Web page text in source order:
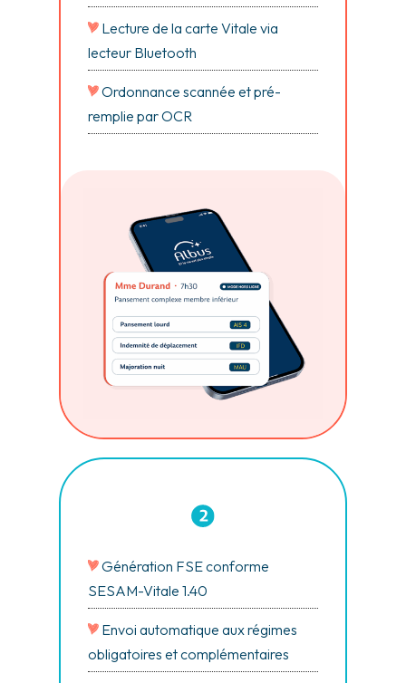
Lecture de la carte Vitale via
lecteur Bluetooth
Ordonnance scannée et pré-
remplie par OCR
Génération FSE conforme
SESAM-Vitale 1.40
Envoi automatique aux régimes
obligatoires et complémentaires